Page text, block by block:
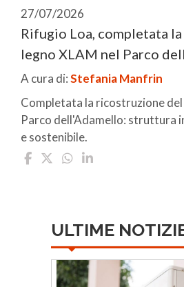
27/07/2026
Rifugio Loa, completata
legno XLAM nel Parco
A cura di:Stefania Manfrin
Completata la ricostruzione del
Parco dell'Adamello: struttura
e sostenibile.
ULTIME